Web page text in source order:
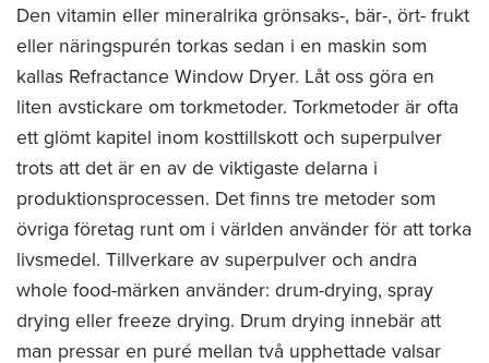
Den vitamin eller mineralrika grönsaks-, bär-, ört- frukt
eller näringspurén torkas sedan i en maskin som
kallas Refractance Window Dryer. Låt oss göra en
liten avstickare om torkmetoder. Torkmetoder är ofta
ett glömt kapitel inom kosttillskott och superpulver
trots att det är en av de viktigaste delarna i
produktionsprocessen. Det finns tre metoder som
övriga företag runt om i världen använder för att torka
livsmedel. Tillverkare av superpulver och andra
whole food-märken använder: drum-drying, spray
drying eller freeze drying. Drum drying innebär att
man pressar en puré mellan två upphettade valsar